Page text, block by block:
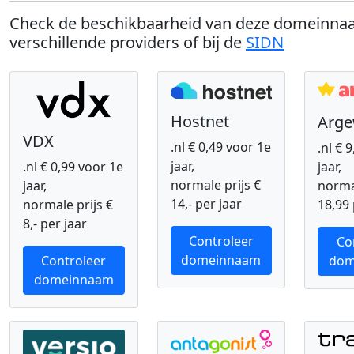
Check de beschikbaarheid van deze
verschillende providers of bij de SIDN
VDX
.nl € 0,99 voor 1e
jaar,
normale prijs €
8,- per jaar
Controleer
domeinnaam
Hostnet
.nl € 0,49 voor 1e
jaar,
normale prijs €
14,- per jaar
Controleer
domeinnaam
.nl €
jaar,